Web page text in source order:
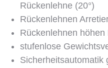
Rückenlehne (20°)
Rückenlehnen
Rückenlehnen höhen
stufenlose
Sicherheitsautomatik